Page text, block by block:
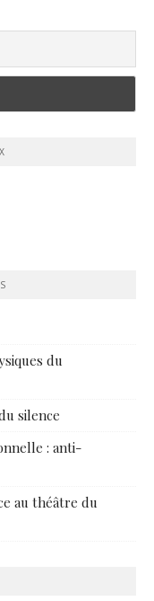
du
silence
: anti-
au théâtre du